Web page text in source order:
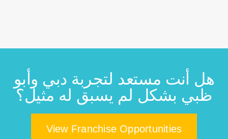
هل أنت مستعد لتجربة دبي وأبو
ظبي بشكل لم يسبق له مثيل؟
View Franchise Opportunities